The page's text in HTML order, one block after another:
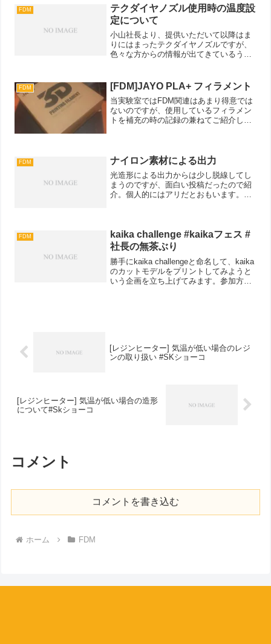
集める・交換するという意味合いで
Wiki...
FDM
テクダイヤノズル使用時の温度設
定について
小山社長より、提供いただいて以降はま
りにはまったテクダイヤノズルですが、
色々な方からの情報が出てきているうち
ル、純正フィラメントで全く問題のでて
いなかった設定で、プチプ...
FDM [FDM]JAYO PLA+ フィラメント
当実験室ではFDM関連はあまり得意では
ないのですが、使用しているフィラメン
トを補充の時の記録の兼ねてご紹介しま
ました。以...
FDM ナイロン素材による出力
光造形による出力からは少し脱線してし
まうのですが、面白い投稿だったので紹
介。個人的にはアリだとおもいます。そ
FDM
kaika challenge #kaikaフェス #
社長の無茶ぶり
勝手にkaika challengeと命名して、kaika
のカットモデルをプリントしてみようと
いう企画を立ち上げてみます。参加方法
[レジンヒーター] 気温が低い場合のレジ
ンの取り扱い #SKショーコ
[レジンヒーター] 気温が低い場合の造形
について#Skショーコ
コメント
コメントを書き込む
ホーム FDM